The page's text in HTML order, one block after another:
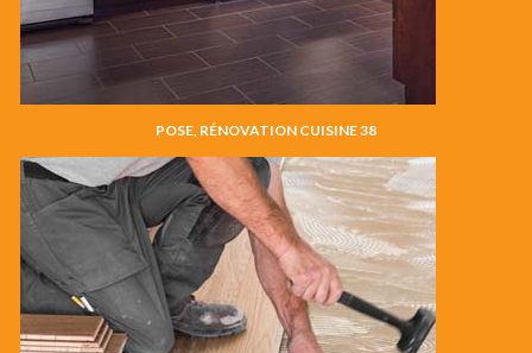
POSE, RÉNOVATION CUISINE 38